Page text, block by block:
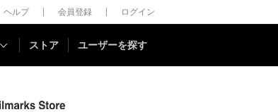
ヘルプ 会員登録 ログイン
ストア ユーザーを探す